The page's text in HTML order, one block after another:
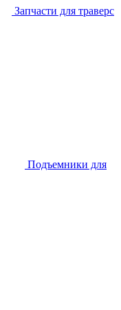
Запчасти для траверс
Подъемники для